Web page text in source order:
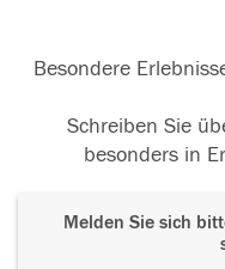
Besondere
Schreiben Sie
besonders in
Melden Sie sich